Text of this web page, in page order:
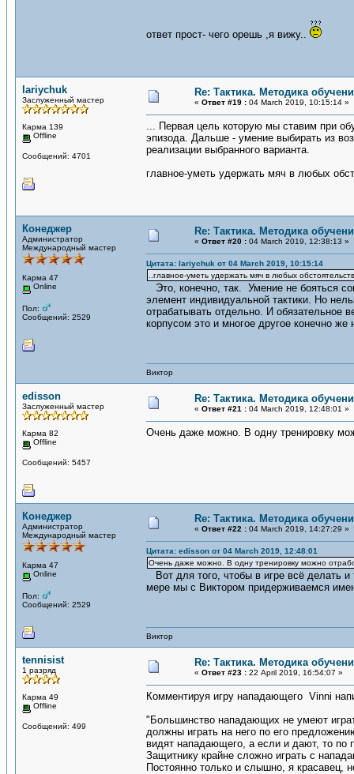
ответ прост- чего орешь ,я вижу..
lariychuk
Заслуженный мастер
Карма 139
Offline
Сообщений: 4701
Re: Тактика. Методика
« Ответ #19 : 04 March 2019, 10:15:14 »
... Первая цель которую мы ставим при
эпизода. Дальше - умение выбирать из
реализации выбранного варианта.
главное-уметь удержать мяч в любых
Конеджер
Администратор
Международный мастер
Карма 47
Online
Пол:
Сообщений: 2529
Re: Тактика. Методика
« Ответ #20 : 04 March 2019, 12:38:13 »
Цитата: lariychuk от 04 March 2019, 10:15:14
..главное-уметь удержать мяч в любых
Это, конечно, так. Умение не бояться
элемент индивидуальной тактики. Но
отрабатывать отдельно. И обязательное
корпусом это и многое другое конечно
Виктор
edisson
Заслуженный мастер
Карма 82
Offline
Сообщений: 5457
Re: Тактика. Методика
« Ответ #21 : 04 March 2019, 12:48:01 »
Очень даже можно. В одну тренировку
Конеджер
Администратор
Международный мастер
Карма 47
Online
Пол:
Сообщений: 2529
Re: Тактика. Методика
« Ответ #22 : 04 March 2019, 14:27:29 »
Цитата: edisson от 04 March 2019, 12:48:01
Очень даже можно. В одну тренировку можно
Вот для того, чтобы в игре всё делать и
мере мы с Виктором придерживаемся
Виктор
tennisist
1 разряд
Карма 49
Offline
Сообщений: 499
Re: Тактика. Методика
« Ответ #23 : 22 April 2019, 16:54:07 »
Комментируя игру нападающего Vinni
"Большинство нападающих не умеют
должны играть на него по его
видят нападающего, а если и дают, то по
Защитнику крайне сложно играть с
Постоянно только и слышно, я красавец,